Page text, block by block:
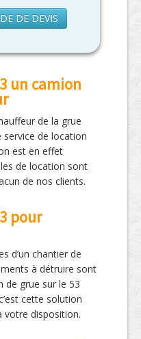
DE DEVIS
un camion
de la grue
de location
est en effet
de location sont
de nos clients.
pour
d’un chantier de
à détruire sont
de grue sur le 53
cette solution
votre disposition.